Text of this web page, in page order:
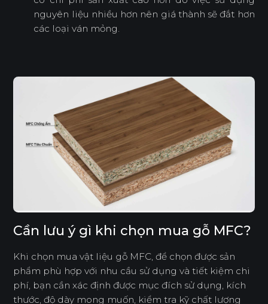
nguyên liệu nhiều hơn nên giá thành sẽ đắt hơn
các loại ván mỏng.
Cần lưu ý gì khi chọn mua gỗ MFC?
Khi chọn mua vật liệu gỗ MFC, để chọn được sản
phẩm phù hợp với nhu cầu sử dụng và tiết kiệm chi
phí, bạn cần xác định được mục đích sử dụng, kích
thước, độ dày mong muốn, kiểm tra kỹ chất lượng